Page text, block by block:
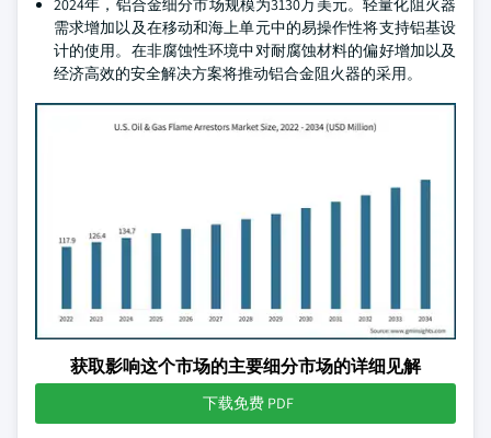
2024年，铝合金细分市场规模为3130万美元。轻量化阻火器
需求增加以及在移动和海上单元中的易操作性将支持铝基设
计的使用。在非腐蚀性环境中对耐腐蚀材料的偏好增加以及
经济高效的安全解决方案将推动铝合金阻火器的采用。
获取影响这个市场的主要细分市场的详细见解
下载免费 PDF